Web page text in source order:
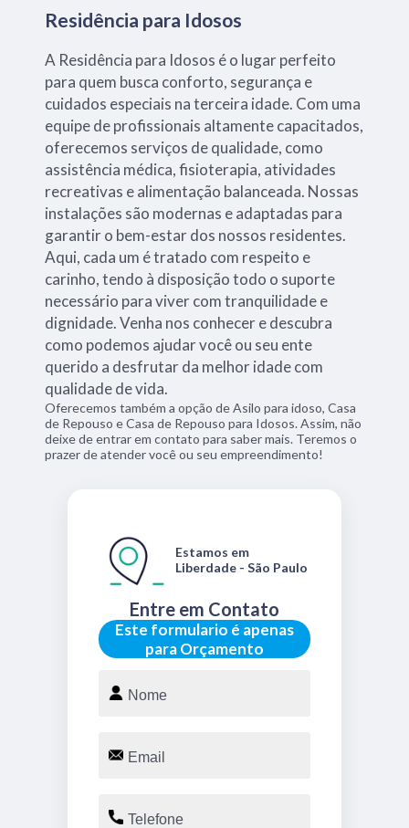
Residência para Idosos
A Residência para Idosos é o lugar perfeito
para quem busca conforto, segurança e
cuidados especiais na terceira idade. Com uma
equipe de profissionais altamente capacitados,
oferecemos serviços de qualidade, como
assistência médica, fisioterapia, atividades
recreativas e alimentação balanceada. Nossas
instalações são modernas e adaptadas para
garantir o bem-estar dos nossos residentes.
Aqui, cada um é tratado com respeito e
carinho, tendo à disposição todo o suporte
necessário para viver com tranquilidade e
dignidade. Venha nos conhecer e descubra
como podemos ajudar você ou seu ente
querido a desfrutar da melhor idade com
qualidade de vida.
Oferecemos também a opção de Asilo para idoso, Casa
de Repouso e Casa de Repouso para Idosos. Assim, não
deixe de entrar em contato para saber mais. Teremos o
prazer de atender você ou seu empreendimento!
Este formulario é apenas
para Orçamento
Entre em Contato
Estamos em
Liberdade - São Paulo